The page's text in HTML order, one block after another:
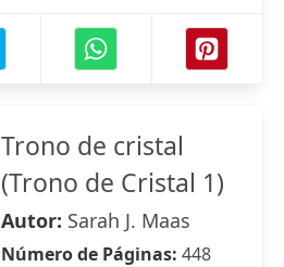
Trono de cristal
(Trono de Cristal 1)
Autor: Sarah J. Maas
Número de Páginas: 448